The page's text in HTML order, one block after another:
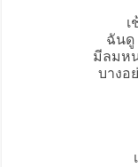
เ
ฉันดู
มีลมห
บางอ